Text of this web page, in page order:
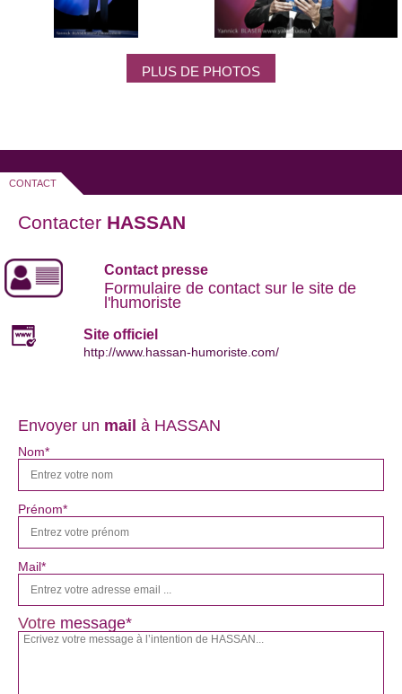
PLUS DE PHOTOS
CONTACT
Contacter HASSAN
Contact presse
Formulaire de contact sur le site de
l'humoriste
Site officiel
http://www.hassan-humoriste.com/
Envoyer un mail à HASSAN
Nom*
Prénom*
Mail*
Votre message*